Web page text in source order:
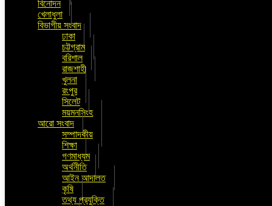
বিনোদন
খেলাধুলা
বিভাগীয় সংবাদ
ঢাকা
চট্টগ্রাম
বরিশাল
রাজশাহী
খুলনা
রংপুর
সিলেট
ময়মনসিংহ
আরো সংবাদ
সম্পাদকীয়
শিক্ষা
গণমাধ্যম
অর্থনীতি
আইন আদালত
কৃষি
তথ্য প্রযুক্তি